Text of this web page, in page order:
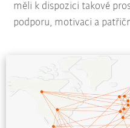
měli k dispozici takové
podporu, motivaci a